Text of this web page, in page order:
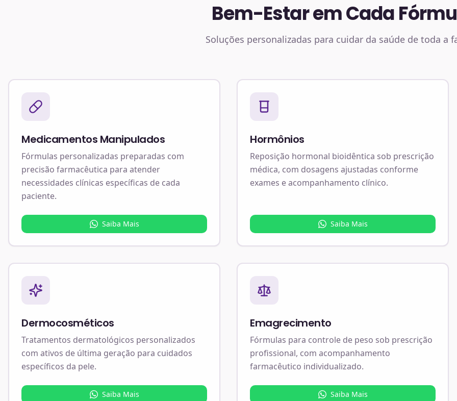
Bem-Estar em Cada
Soluções personalizadas para cuidar da saúde de toda a
Medicamentos Manipulados
Fórmulas personalizadas preparadas com
precisão farmacêutica para atender
necessidades clínicas específicas de cada
paciente.
Saiba Mais
Hormônios
Reposição hormonal bioidêntica sob prescrição
médica, com dosagens ajustadas conforme
exames e acompanhamento clínico.
Saiba Mais
Dermocosméticos
Tratamentos dermatológicos personalizados
com ativos de última geração para cuidados
específicos da pele.
Saiba Mais
Emagrecimento
Fórmulas para controle de peso sob prescrição
profissional, com acompanhamento
farmacêutico individualizado.
Saiba Mais